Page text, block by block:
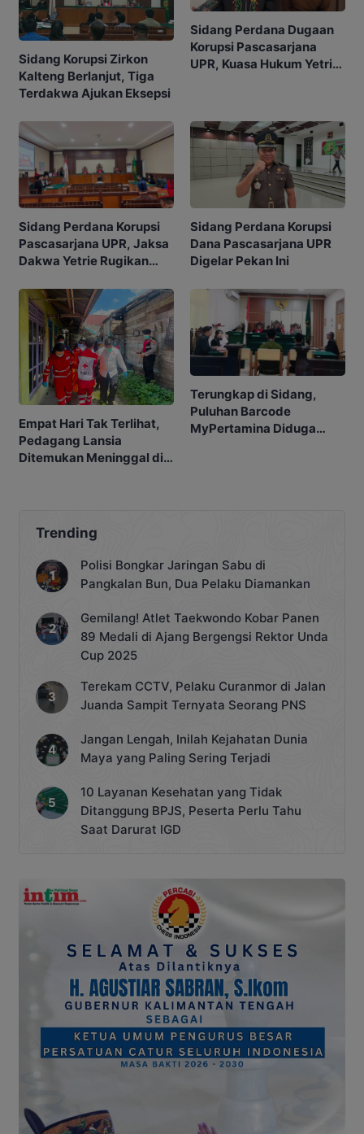
Sidang Korupsi Zirkon
Kalteng Berlanjut, Tiga
Terdakwa Ajukan Eksepsi
Sidang Perdana Dugaan
Korupsi Pascasarjana
UPR, Kuasa Hukum Yetrie
Sidang Perdana Korupsi
Pascasarjana UPR, Jaksa
Dakwa Yetrie Rugikan
Sidang Perdana Korupsi
Dana Pascasarjana UPR
Digelar Pekan Ini
Empat Hari Tak Terlihat,
Pedagang Lansia
Ditemukan Meninggal di
Terungkap di Sidang,
Puluhan Barcode
MyPertamina Diduga
Trending
Polisi Bongkar Jaringan Sabu di
Pangkalan Bun, Dua Pelaku Diamankan
Gemilang! Atlet Taekwondo Kobar Panen
89 Medali di Ajang Bergengsi Rektor Unda
Cup 2025
Terekam CCTV, Pelaku Curanmor di Jalan
Juanda Sampit Ternyata Seorang PNS
Jangan Lengah, Inilah Kejahatan Dunia
Maya yang Paling Sering Terjadi
10 Layanan Kesehatan yang Tidak
Ditanggung BPJS, Peserta Perlu Tahu
Saat Darurat IGD